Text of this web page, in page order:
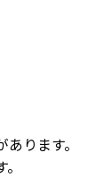
ります。